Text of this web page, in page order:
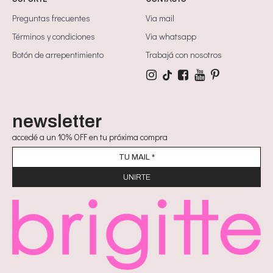
Preguntas frecuentes
Términos y condiciones
Botón de arrepentimiento
Via mail
Via whatsapp
Trabajá con nosotros
newsletter
accedé a un 10% OFF en tu próxima compra